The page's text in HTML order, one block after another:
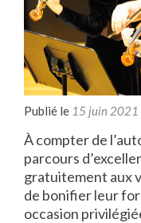
Publié le 15 juin 2021
À compter de
parcours
gratuitement aux
de bonifier leur
occasion